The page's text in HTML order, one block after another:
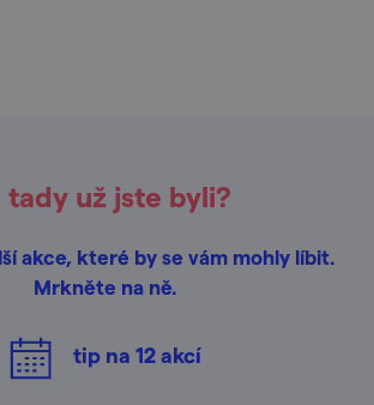
tady už jste byli?
akce, které by se vám mohly líbit.
Mrkněte na ně.
tip na 12akcí